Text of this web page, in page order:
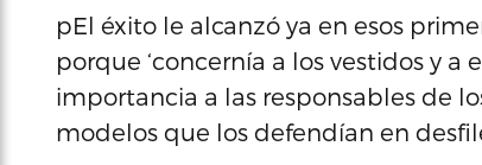
pEl éxito le alcanzó ya en esos
porque ‘concernía a los vestidos y
importancia a las responsables de
modelos que los defendían en